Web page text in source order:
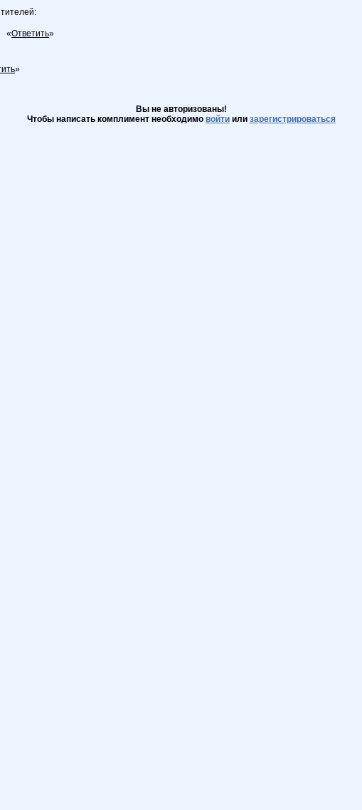
«Ответить»
»
Вы не авторизованы!
Чтобы написать комплимент необходимо войтиили зарегистрироваться